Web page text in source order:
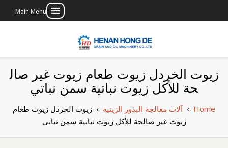
Main Menu
بناء مصنع إنتاج
الزيوت النباتية
الخاص بك
زيوت الخردل زيوت طعام زيوت غير صال
حة للأكل زيوت نباتية سمن نباتي
Home
›آلات معالجة البذور الزيتية › زيوت الخردل زيوت طعام
زيوت غير صالحة للأكل زيوت نباتية سمن نباتي